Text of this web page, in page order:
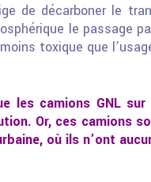
de décarboner le
le passage
toxique que
les camions GNL
Or, ces camions
où ils n’ont